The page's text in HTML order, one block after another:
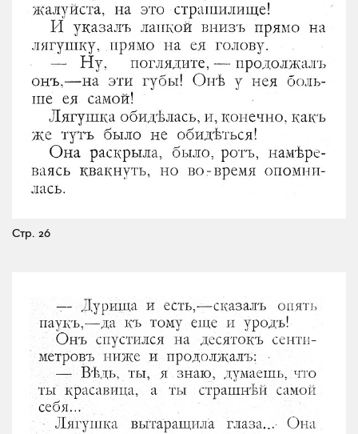
Стр. 26